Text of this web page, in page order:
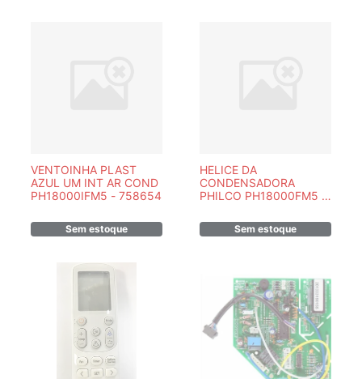
VENTOINHA PLAST
AZUL UM INT AR COND
PH18000IFM5 - 758654
Sem estoque
HELICE DA
CONDENSADORA
PHILCO PH18000FM5 -
Sem estoque